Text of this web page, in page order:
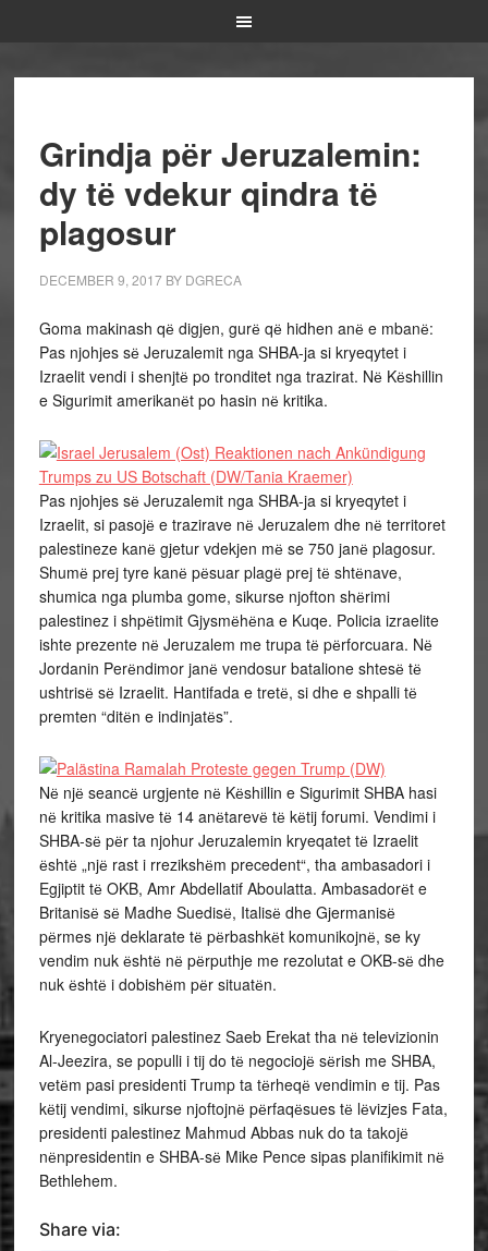
Grindja pёr Jeruzalemin:
dy tё vdekur qindra tё
plagosur
DECEMBER 9, 2017BY DGRECA
Goma makinash qё digjen, gurё qё hidhen anё e mbanё:
Pas njohjes sё Jeruzalemit nga SHBA-ja si kryeqytet i
Izraelit vendi i shenjtё po tronditet nga trazirat. Nё Kёshillin
e Sigurimit amerikanёt po hasin nё kritika.
Pas njohjes sё Jeruzalemit nga SHBA-ja si kryeqytet i
Izraelit, si pasojё e trazirave nё Jeruzalem dhe nё territoret
palestineze kanё gjetur vdekjen mё se 750 janё plagosur.
Shumё prej tyre kanё pёsuar plagё prej tё shtёnave,
shumica nga plumba gome, sikurse njofton shёrimi
palestinez i shpёtimit Gjysmёhёna e Kuqe. Policia izraelite
ishte prezente nё Jeruzalem me trupa tё pёrforcuara. Nё
Jordanin Perёndimor janё vendosur batalione shtesё tё
ushtrisё sё Izraelit. Hantifada e tretё, si dhe e shpalli tё
premten “ditёn e indinjatёs”.
Nё njё seancё urgjente nё Kёshillin e Sigurimit SHBA hasi
nё kritika masive tё 14 anёtarevё tё kёtij forumi. Vendimi i
SHBA-sё pёr ta njohur Jeruzalemin kryeqatet tё Izraelit
ёshtё „njё rast i rrezikshёm precedent“, tha ambasadori i
Egjiptit tё OKB, Amr Abdellatif Aboulatta. Ambasadorёt e
Britanisё sё Madhe Suedisё, Italisё dhe Gjermanisё
pёrmes njё deklarate tё pёrbashkёt komunikojnё, se ky
vendim nuk ёshtё nё pёrputhje me rezolutat e OKB-sё dhe
nuk ёshtё i dobishёm pёr situatёn.
Kryenegociatori palestinez Saeb Erekat tha nё televizionin
Al-Jeezira, se populli i tij do tё negociojё sёrish me SHBA,
vetёm pasi presidenti Trump ta tёrheqё vendimin e tij. Pas
kёtij vendimi, sikurse njoftojnё pёrfaqёsues tё lёvizjes Fata,
presidenti palestinez Mahmud Abbas nuk do ta takojё
nёnpresidentin e SHBA-sё Mike Pence sipas planifikimit nё
Bethlehem.
Share via: